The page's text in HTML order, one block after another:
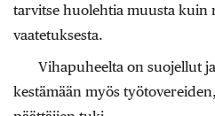
tarvitse huolehtia muusta kuin
vaatetuksesta.
Vihapuheelta on suojellut
kestämään myös